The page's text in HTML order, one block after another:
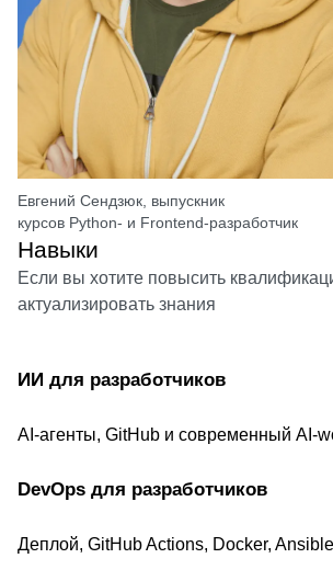
Евгений Сендзюк, выпускник
курсов Python- и Frontend-разработчик
Навыки
Если вы хотите повысить
актуализировать знания
ИИ для разработчиков
AI-агенты, GitHub и современный AI-
DevOps для разработчиков
Деплой, GitHub Actions, Docker,